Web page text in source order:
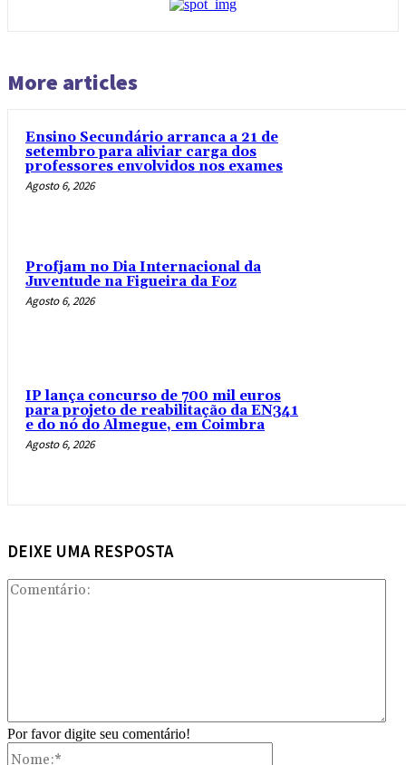
More articles
Ensino Secundário arranca a 21 de
setembro para aliviar carga dos
professores envolvidos nos exames
Agosto 6, 2026
Profjam no Dia Internacional da
Juventude na Figueira da Foz
Agosto 6, 2026
IP lança concurso de 700 mil euros
para projeto de reabilitação da EN341
e do nó do Almegue, em Coimbra
Agosto 6, 2026
DEIXE UMA RESPOSTA
Por favor digite seu comentário!